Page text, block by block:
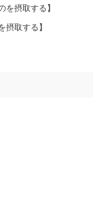
を摂取する】
摂取する】